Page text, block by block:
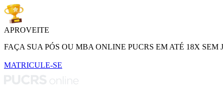
APROVEITE
FAÇA SUA PÓS OU MBA ONLINE PUCRS EM ATÉ 18X SEM
MATRICULE-SE